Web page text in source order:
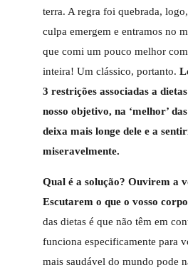
terra. A regra foi quebrada,
culpa emergem e entramos no
que comi um pouco melhor
inteira! Um clássico, portanto.
3 restrições associadas a
nosso objetivo, na ‘melhor’
deixa mais longe dele e a
miseravelmente.
Qual é a solução? Ouvirem a
Escutarem o que o vosso
das dietas é que não têm em
funciona especificamente para
mais saudável do mundo pode